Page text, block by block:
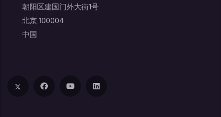
朝阳区建国门外大街1号
北京 100004
中国